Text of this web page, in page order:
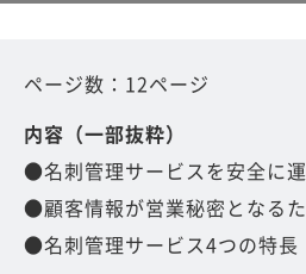
ページ数：12ページ
内容（一部抜粋）
●名刺管理サービスを安全に
●顧客情報が営業秘密となる
●名刺管理サービス4つの特長